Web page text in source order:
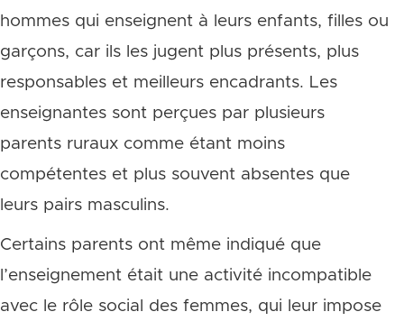
hommes qui enseignent à leurs enfants, filles ou
garçons, car ils les jugent plus présents, plus
responsables et meilleurs encadrants. Les
enseignantes sont perçues par plusieurs
parents ruraux comme étant moins
compétentes et plus souvent absentes que
leurs pairs masculins.
Certains parents ont même indiqué que
l’enseignement était une activité incompatible
avec le rôle social des femmes, qui leur impose